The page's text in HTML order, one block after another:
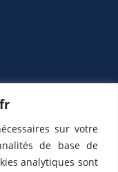
sur votre
de base de
analytiques sont